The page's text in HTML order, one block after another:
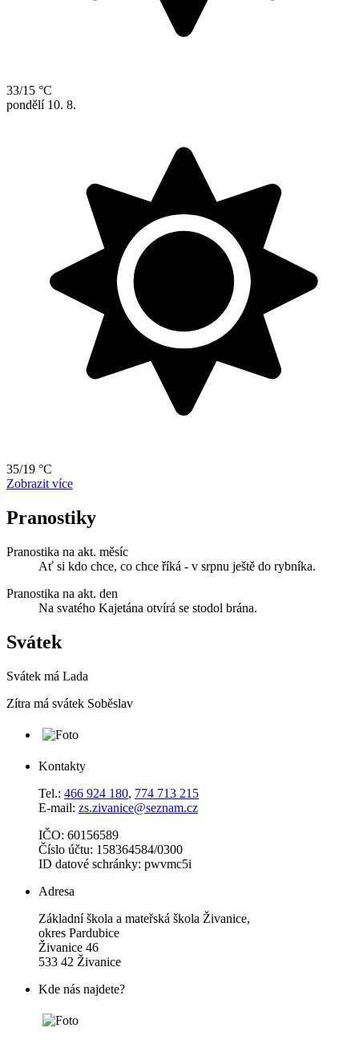
33/15 °C
pondělí 10. 8.
35/19 °C
Zobrazit více
Pranostiky
Pranostika na akt. měsíc
Ať si kdo chce, co chce říká - v srpnu ještě do rybníka.
Pranostika na akt. den
Na svatého Kajetána otvírá se stodol brána.
Svátek
Svátek má Lada
Zítra má svátek Soběslav
Kontakty
Tel.: 466 924 180, 774 713 215
E-mail: zs.zivanice@seznam.cz
IČO: 60156589
Číslo účtu: 158364584/0300
ID datové schránky: pwvmc5i
Adresa
Základní škola a mateřská škola Živanice,
okres Pardubice
Živanice 46
533 42 Živanice
Kde nás najdete?